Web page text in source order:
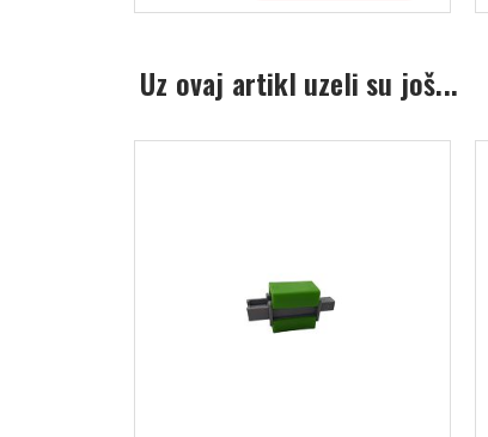
Uz ovaj artikl uzeli su još...